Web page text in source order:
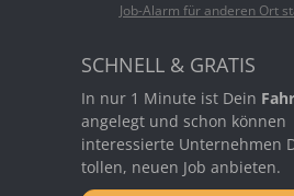
Job-Alarm für anderen Ort
SCHNELL & GRATIS
In nur 1 Minute ist Dein
angelegt und schon können
interessierte Unternehmen
tollen, neuen Job anbieten.